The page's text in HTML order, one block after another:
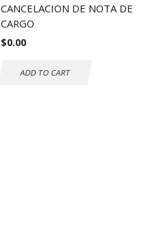
CANCELACION DE NOTA DE
CARGO
$0.00
ADD TO CART